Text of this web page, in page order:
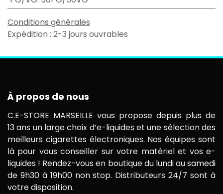
Conditions générales
Expédition : 2-3 jours ouvrables
À propos de nous
C.E-STORE MARSEILLE vous propose depuis plus de
13 ans un large choix d’e-liquides et une sélection des
meilleurs cigarettes électroniques. Nos équipes sont
là pour vous conseiller sur votre matériel et vos e-
liquides ! Rendez-vous en boutique du lundi au samedi
de 9h30 à 19h00 non stop. Distributeurs 24/7 sont à
votre disposition.